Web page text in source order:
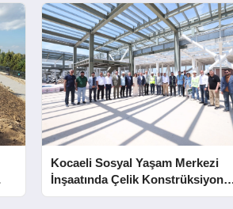
Kocaeli Sosyal Yaşam Merkezi
İnşaatında Çelik Konstrüksiyon
Aşaması Tamamlandı